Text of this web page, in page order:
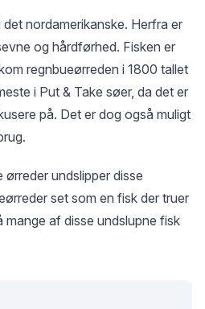
nordamerikanske. Herfra er
og hårdførhed. Fisken er
regnbueørreden i 1800 tallet
i Put & Take søer, da det er
på. Det er dog også muligt
undslipper disse
set som en fisk der truer
af disse undslupne fisk